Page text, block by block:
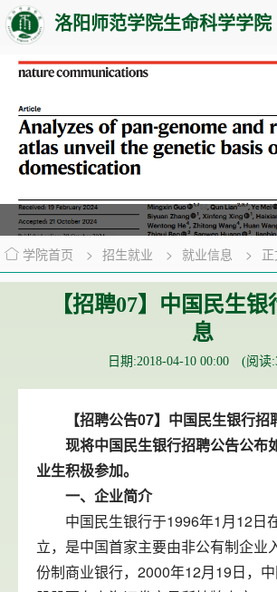
洛阳师范学院生命科学学院
学院首页 > 招生就业 > 就业信息 >
【招聘07】中国民生
息
日期:2018-04-10 00:00 (阅读:
【招聘公告07】中国民生银行招
现将中国民生银行招聘公告公布
业生积极参加。
一、企业简介
中国民生银行于1996年1月12日
立，是中国首家主要由非公有制企业
份制商业银行，2000年12月19日，